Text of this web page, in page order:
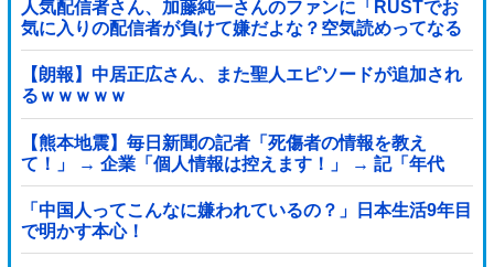
人気配信者さん、加藤純一さんのファンに「RUSTでお
気に入りの配信者が負けて嫌だよな？空気読めってなる
よな？その結果がVCR。お前らVCR向いてるよ」→大炎
上他
【朗報】中居正広さん、また聖人エピソードが追加され
るｗｗｗｗｗ
【熊本地震】毎日新聞の記者「死傷者の情報を教え
て！」 → 企業「個人情報は控えます！」 → 記「年代
は？特定につながらないでしょ？教えてよ？教えて
よ？」
「中国人ってこんなに嫌われているの？」日本生活9年目
で明かす本心！